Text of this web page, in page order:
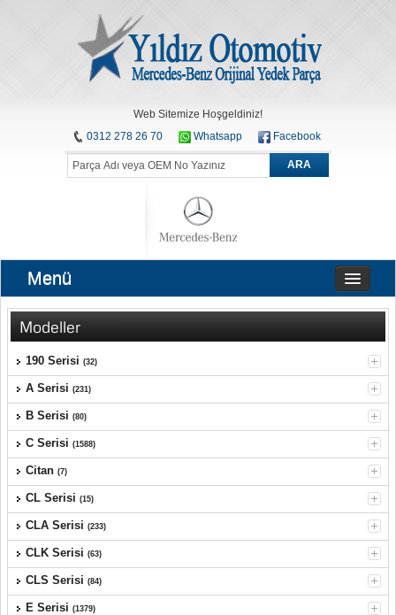
Web Sitemize Hoşgeldiniz!
0312 278 26 70
Whatsapp Facebook
ARA
Menü
Modeller
190 Serisi (32)
A Serisi (231)
B Serisi (80)
C Serisi (1588)
Citan (7)
CL Serisi (15)
CLA Serisi (233)
CLK Serisi (63)
CLS Serisi (84)
E Serisi (1379)